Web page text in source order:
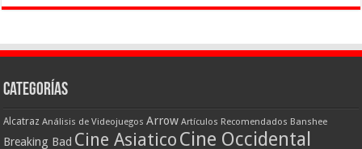
Categorías
Alcatraz Análisis de Videojuegos Arrow Artículos Recomendados Banshee
Breaking Bad Cine AsiaticoCine Occidental